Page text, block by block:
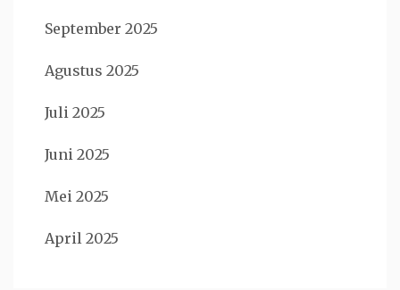
September 2025
Agustus 2025
Juli 2025
Juni 2025
Mei 2025
April 2025